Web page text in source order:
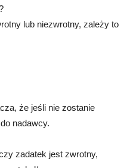
lub niezwrotny, zależy to
że ​​jeśli nie zostanie
nadawcy.
zadatek jest zwrotny,